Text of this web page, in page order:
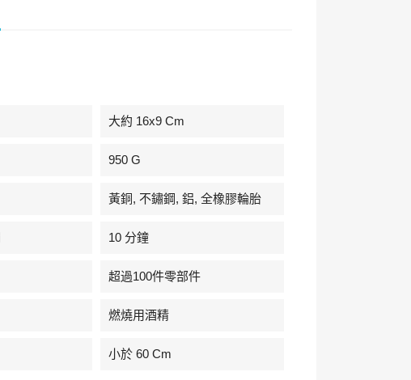
大約 16x9 Cm
950 G
黃銅, 不鏽鋼, 鋁, 全橡膠輪胎
10 分鐘
超過100件零部件
燃燒用酒精
小於 60 Cm